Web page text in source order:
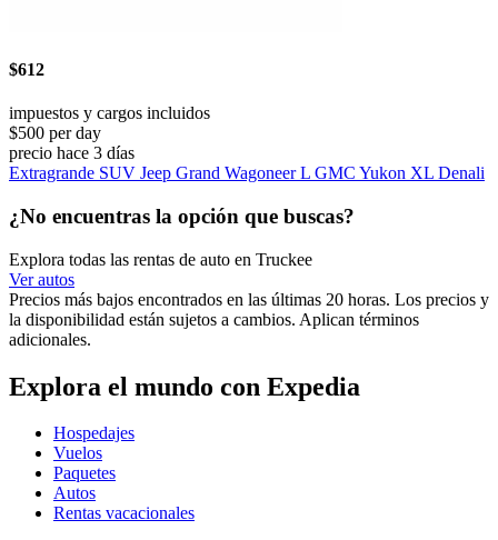
$612
impuestos y cargos incluidos
$500 per day
precio hace 3 días
Extragrande SUV Jeep Grand Wagoneer L GMC Yukon XL Denali
¿No encuentras la opción que buscas?
Explora todas las rentas de auto en Truckee
Ver autos
Precios más bajos encontrados en las últimas 20 horas. Los precios y
la disponibilidad están sujetos a cambios. Aplican términos
adicionales.
Explora el mundo con Expedia
Hospedajes
Vuelos
Paquetes
Autos
Rentas vacacionales